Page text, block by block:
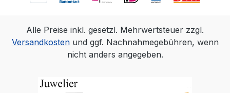
Alle Preise inkl. gesetzl. Mehrwertsteuer zzgl.
Versandkostenund ggf. Nachnahmegebühren, wenn
nicht anders angegeben.